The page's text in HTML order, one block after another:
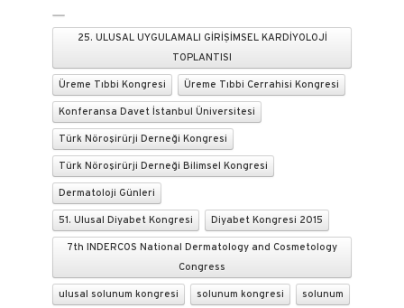
25. ULUSAL UYGULAMALI GİRİŞİMSEL KARDİYOLOJİ
TOPLANTISI
Üreme Tıbbi Kongresi Üreme Tıbbi Cerrahisi Kongresi
Konferansa Davet İstanbul Üniversitesi
Türk Nöroşirürji Derneği Kongresi
Türk Nöroşirürji Derneği Bilimsel Kongresi
Dermatoloji Günleri
51. Ulusal Diyabet Kongresi Diyabet Kongresi 2015
7th INDERCOS National Dermatology and Cosmetology
Congress
ulusal solunum kongresi solunum kongresi solunum